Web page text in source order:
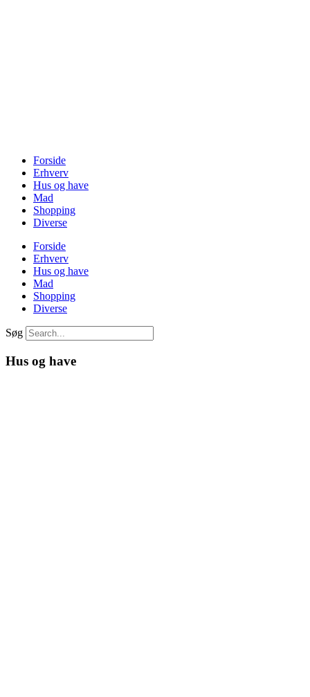
Forside
Erhverv
Hus og have
Mad
Shopping
Diverse
Forside
Erhverv
Hus og have
Mad
Shopping
Diverse
Søg
Hus og have